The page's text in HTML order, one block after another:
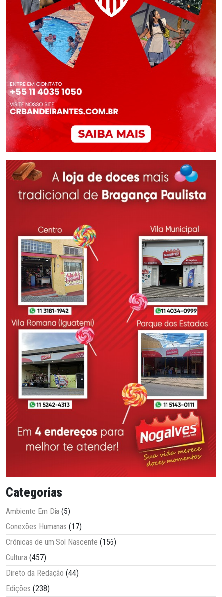
Categorias
Ambiente Em Dia (5)
Conexões Humanas (17)
Crônicas de um Sol Nascente (156)
Cultura (457)
Direto da Redação (44)
Edições (238)